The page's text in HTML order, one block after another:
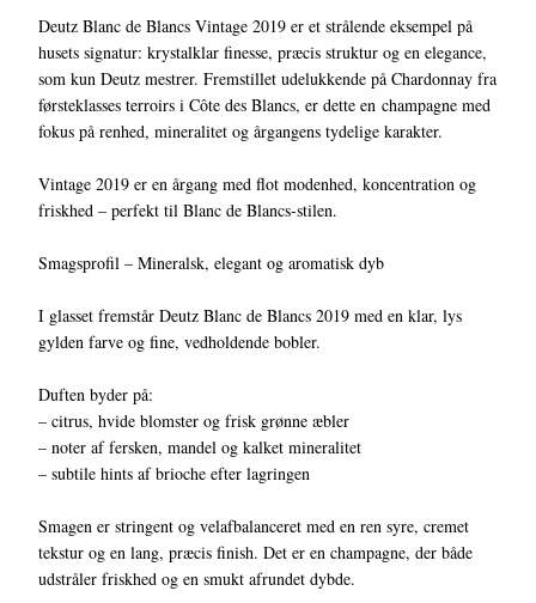
Deutz Blanc de Blancs Vintage 2019 er et strålende eksempel på
husets signatur: krystalklar finesse, præcis struktur og en elegance,
som kun Deutz mestrer. Fremstillet udelukkende på Chardonnay fra
førsteklasses terroirs i Côte des Blancs, er dette en champagne med
fokus på renhed, mineralitet og årgangens tydelige karakter.
Vintage 2019 er en årgang med flot modenhed, koncentration og
friskhed – perfekt til Blanc de Blancs-stilen.
Smagsprofil – Mineralsk, elegant og aromatisk dyb
I glasset fremstår Deutz Blanc de Blancs 2019 med en klar, lys
gylden farve og fine, vedholdende bobler.
Duften byder på:
– citrus, hvide blomster og frisk grønne æbler
– noter af fersken, mandel og kalket mineralitet
– subtile hints af brioche efter lagringen
Smagen er stringent og velafbalanceret med en ren syre, cremet
tekstur og en lang, præcis finish. Det er en champagne, der både
udstråler friskhed og en smukt afrundet dybde.